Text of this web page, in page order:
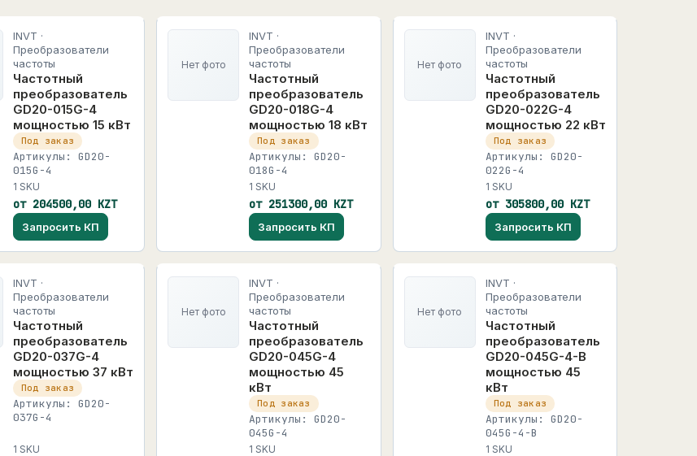
INVT ·
Преобразователи
частоты
Частотный
преобразователь
GD20-015G-4
мощностью 15 кВт
Под заказ
Артикулы: GD20-
015G-4
1 SKU
от 204500,00 KZT
Запросить КП
Нет фото
INVT ·
Преобразователи
частоты
Частотный
преобразователь
GD20-018G-4
мощностью 18 кВт
Под заказ
Артикулы: GD20-
018G-4
1 SKU
от 251300,00 KZT
Запросить КП
Нет фото
INVT ·
Преобразователи
частоты
Частотный
преобразователь
GD20-022G-4
мощностью 22 кВт
Под заказ
Артикулы: GD20-
022G-4
1 SKU
от 305800,00 KZT
Запросить КП
INVT ·
Преобразователи
частоты
Частотный
преобразователь
GD20-037G-4
мощностью 37 кВт
Под заказ
Артикулы: GD20-
037G-4
1 SKU
Нет фото
INVT ·
Преобразователи
частоты
Частотный
преобразователь
GD20-045G-4
мощностью 45
кВт
Под заказ
Артикулы: GD20-
045G-4
1 SKU
Нет фото
INVT ·
Преобразователи
частоты
Частотный
преобразователь
GD20-045G-4-B
мощностью 45
кВт
Под заказ
Артикулы: GD20-
045G-4-B
1 SKU